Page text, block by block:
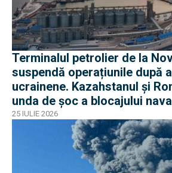
Terminalul petrolier de la
suspendă operațiunile după
ucrainene. Kazahstanul și
unda de șoc a blocajului
25 IULIE 2026